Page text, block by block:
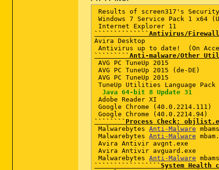
==================== One
(If an entry is included in
2015-02-06 17:10 - 2015-02-06
2015-02-06 17:08 - 2015-02-06
2015-02-06 17:03 - 2015-02-06
2015-02-06 16:54 - 2015-02-06
2015-02-06 16:54 - 2015-02-06
2015-02-06 16:53 - 2015-02-06
2015-02-06 16:37 - 2015-02-06
2015-02-06 16:36 - 2015-02-06
2015-02-06 16:36 - 2015-02-06
2015-02-06 16:36 - 2015-02-06
Results of screen317's
Windows 7 Service Pack 1 x64
``````````````Antivirus/
Avira Desktop
Antivirus up to date!  (On
`````````Anti-malware/Other
AVG PC TuneUp 2015
AVG PC TuneUp 2015 (de-DE)
AVG PC TuneUp 2015
TuneUp Utilities Language
Java 64-bit 8 Update 31
Adobe Reader XI
Google Chrome (40.0.2214.111)
````````Process Check:
Malwarebytes Anti-Malware
Malwarebytes Anti-Malware
Avira Antivir avgnt.exe
Avira Antivir avguard.exe
Malwarebytes Anti-Malware
`````````````````System